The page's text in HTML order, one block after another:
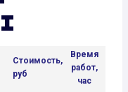
Стоимость,
руб
Время
работ,
час